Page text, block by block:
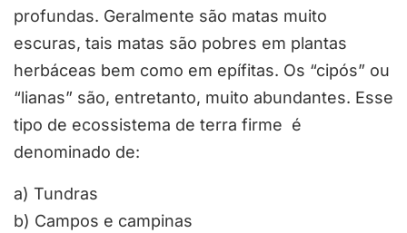
profundas. Geralmente são matas muito
escuras, tais matas são pobres em plantas
herbáceas bem como em epífitas. Os “cipós” ou
“lianas” são, entretanto, muito abundantes. Esse
tipo de ecossistema de terra firme é
denominado de:
a) Tundras
b) Campos e campinas